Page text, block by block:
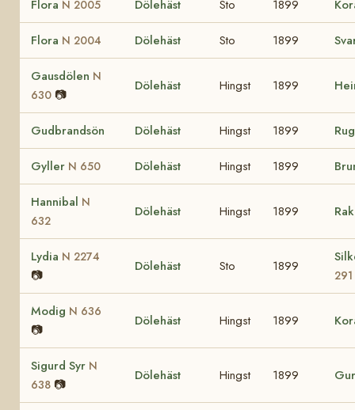
Flora N 2005 Dölehäst Sto 1899
Flora N 2004 Dölehäst Sto 1899
Gausdölen N
630 📷
Dölehäst Hingst 1899
Gudbrandsön Dölehäst Hingst 1899
Gyller N 650 Dölehäst Hingst 1899
Hannibal N
632
Dölehäst Hingst 1899
Lydia N 2274
📷
Dölehäst Sto 1899
291
Modig N 636
📷
Dölehäst Hingst 1899
Sigurd Syr N
638 📷
Dölehäst Hingst 1899